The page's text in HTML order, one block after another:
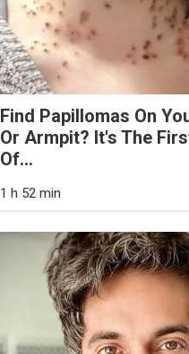
Find Papillomas On
Or Armpit? It's The
Of...
1 h 52 min